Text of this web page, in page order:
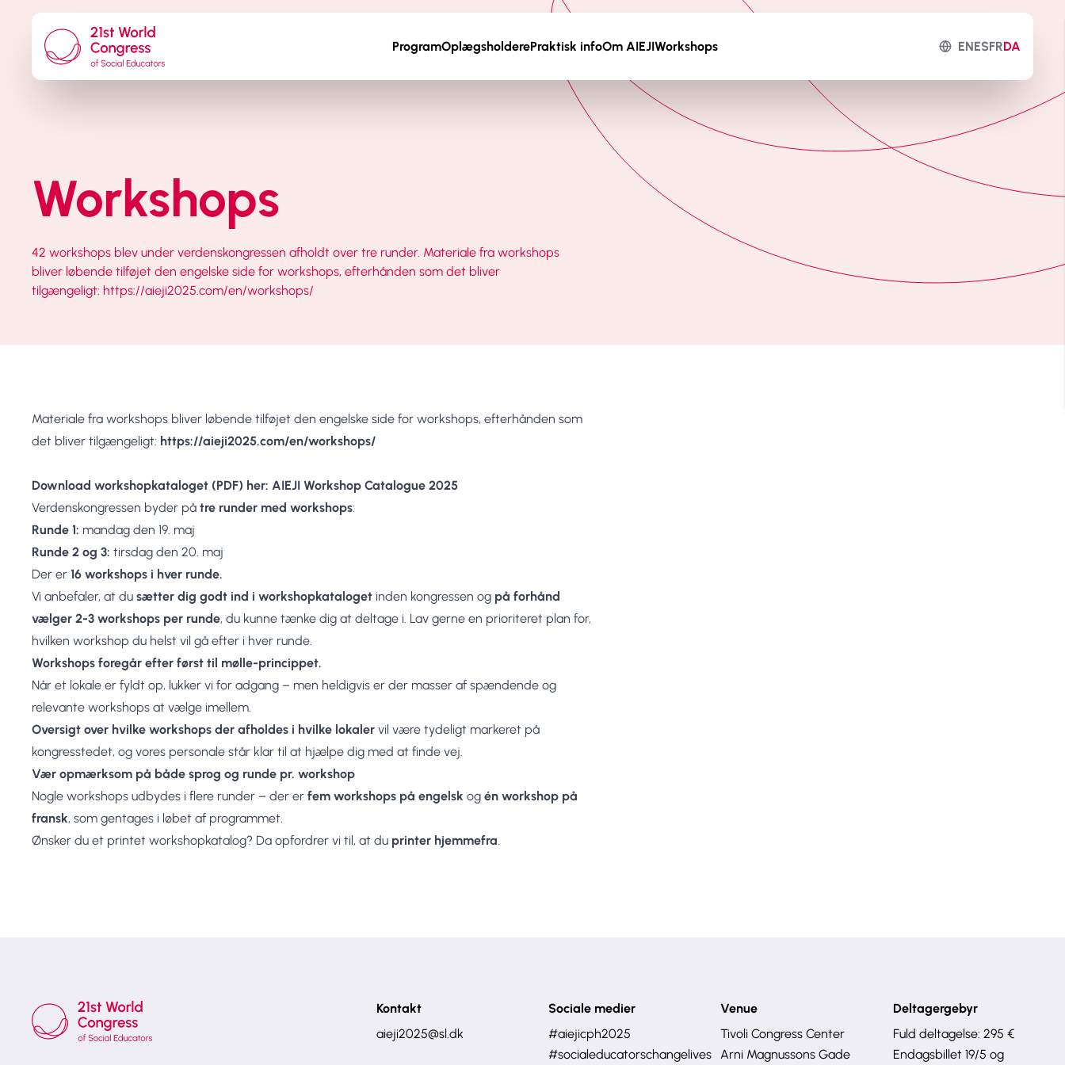
ProgramOplægsholderePraktisk infoOm AIEJIWorkshops ENESFRDA
Workshops
42 workshops blev under verdenskongressen afholdt over tre runder. Materiale fra workshops
bliver løbende tilføjet den engelske side for workshops, efterhånden som det bliver
tilgængeligt: https://aieji2025.com/en/workshops/
Materiale fra workshops bliver løbende tilføjet den engelske side for workshops, efterhånden som
det bliver tilgængeligt: https://aieji2025.com/en/workshops/
Download workshopkataloget (PDF) her: AIEJI Workshop Catalogue 2025
Verdenskongressen byder på tre runder med workshops:
Runde 1: mandag den 19. maj
Runde 2 og 3: tirsdag den 20. maj
Der er 16 workshops i hver runde.
Vi anbefaler, at du sætter dig godt ind i workshopkataloget inden kongressen og på forhånd
vælger 2-3 workshops per runde, du kunne tænke dig at deltage i. Lav gerne en prioriteret plan for,
hvilken workshop du helst vil gå efter i hver runde.
Workshops foregår efter først til mølle-princippet.
Når et lokale er fyldt op, lukker vi for adgang – men heldigvis er der masser af spændende og
relevante workshops at vælge imellem.
Oversigt over hvilke workshops der afholdes i hvilke lokaler vil være tydeligt markeret på
kongresstedet, og vores personale står klar til at hjælpe dig med at finde vej.
Vær opmærksom på både sprog og runde pr. workshop
Nogle workshops udbydes i flere runder – der er fem workshops på engelsk og én workshop på
fransk, som gentages i løbet af programmet.
Ønsker du et printet workshopkatalog? Da opfordrer vi til, at du printer hjemmefra.
Kontakt
aieji2025@sl.dk
Sociale medier
#aiejicph2025
#socialeducatorschangelives
Venue
Tivoli Congress Center
Arni Magnussons Gade
Deltagergebyr
Fuld deltagelse: 295 €
Endagsbillet 19/5 og